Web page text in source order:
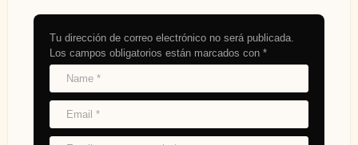
Tu dirección de correo electrónico no será publicada.
Los campos obligatorios están marcados con *